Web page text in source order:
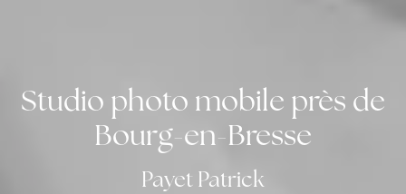
Studio photo mobile près de
Bourg-en-Bresse
Payet Patrick